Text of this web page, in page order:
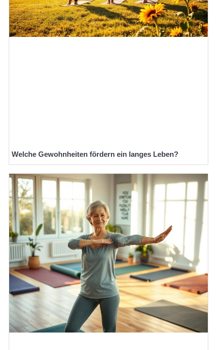
Welche Gewohnheiten fördern ein langes Leben?